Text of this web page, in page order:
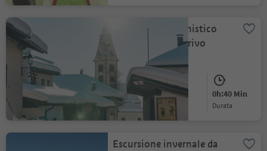
Percoro escursionistico
nel paese di Anterivo
Anterivo
Facile
Difficoltà
80 m
Salita
0h:40 Min
durata
Escursione invernale da